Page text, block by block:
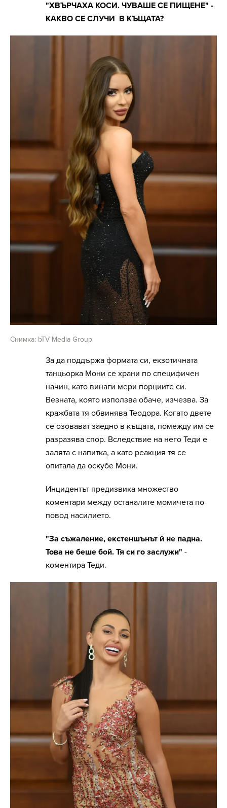
"ХВЪРЧАХА КОСИ. ЧУВАШЕ СЕ ПИЩЕНЕ" -
КАКВО СЕ СЛУЧИ В КЪЩАТА?
Снимка: bTV Media Group
За да поддържа формата си, екзотичната
танцьорка Мони се храни по специфичен
начин, като винаги мери порциите си.
Везната, която използва обаче, изчезва. За
кражбата тя обвинява Теодора. Когато двете
се озовават заедно в къщата, помежду им се
разразява спор. Вследствие на него Теди е
залята с напитка, а като реакция тя се
опитала да оскубе Мони.
Инцидентът предизвика множество
коментари между останалите момичета по
повод насилието.
"За съжаление, екстеншънът й не падна.
Това не беше бой. Тя си го заслужи" -
коментира Теди.